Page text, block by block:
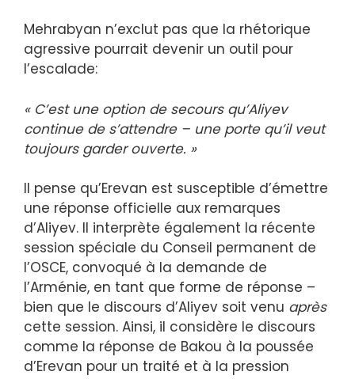
Mehrabyan n’exclut pas que la rhétorique
agressive pourrait devenir un outil pour
l’escalade:
« C’est une option de secours qu’Aliyev
continue de s’attendre – une porte qu’il veut
toujours garder ouverte. »
Il pense qu’Erevan est susceptible d’émettre
une réponse officielle aux remarques
d’Aliyev. Il interprète également la récente
session spéciale du Conseil permanent de
l’OSCE, convoqué à la demande de
l’Arménie, en tant que forme de réponse –
bien que le discours d’Aliyev soit venu après
cette session. Ainsi, il considère le discours
comme la réponse de Bakou à la poussée
d’Erevan pour un traité et à la pression